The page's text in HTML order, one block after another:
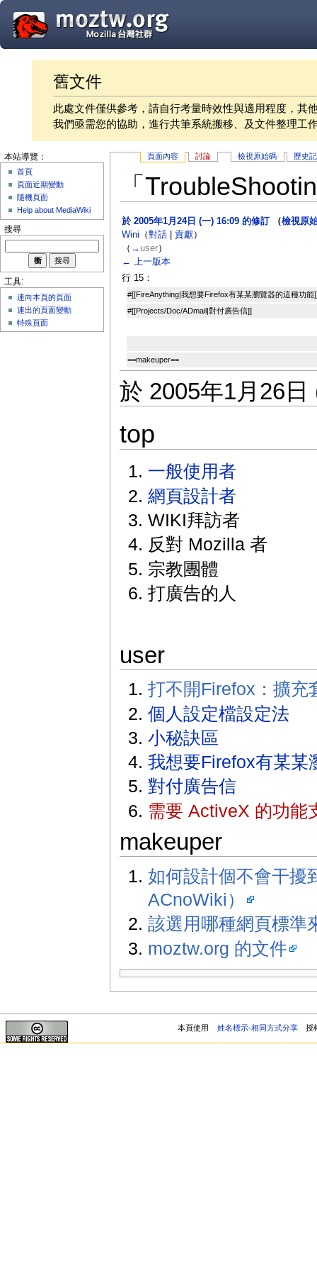
舊文件
此處文件僅供參考，請自行考量時效性與適用程度，其
我們亟需您的協助，進行共筆系統搬移、及文件整理工
頁面內容 討論 檢視原始碼 歷史
「
於 2005年1月24日 (一) 16:09 的修訂 （檢視原
Wini （對話| 貢獻）
（ → user）
← 上一版本
行 15：
#[[FireAnything|我想要Firefox有某某瀏覽器的這種功能
#[[Projects/Doc/ADmail|對付廣告信]]
==makeuper==
於 2005年1月26
top
一般使用者
網頁設計者
WIKI拜訪者
反對 Mozilla 者
宗教團體
打廣告的人
user
打不開Firefox：擴充
個人設定檔設定法
小秘訣區
我想要Firefox有某某
對付廣告信
需要 ActiveX 的功能
makeuper
如何設計個不會干擾
ACnoWiki）
該選用哪種網頁標準
moztw.org 的文件
本站導覽：
首頁
頁面近期變動
隨機頁面
Help about MediaWiki
搜尋
工具:
連向本頁的頁面
連出的頁面變動
特殊頁面
本頁使用 姓名標示-相同方式分享 授